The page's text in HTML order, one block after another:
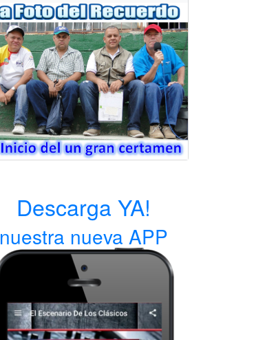
Descarga YA!
nuestra nueva APP